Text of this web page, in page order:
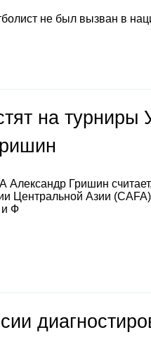
не был вызван в
на
Гришин
Центральной Азии
и Ф